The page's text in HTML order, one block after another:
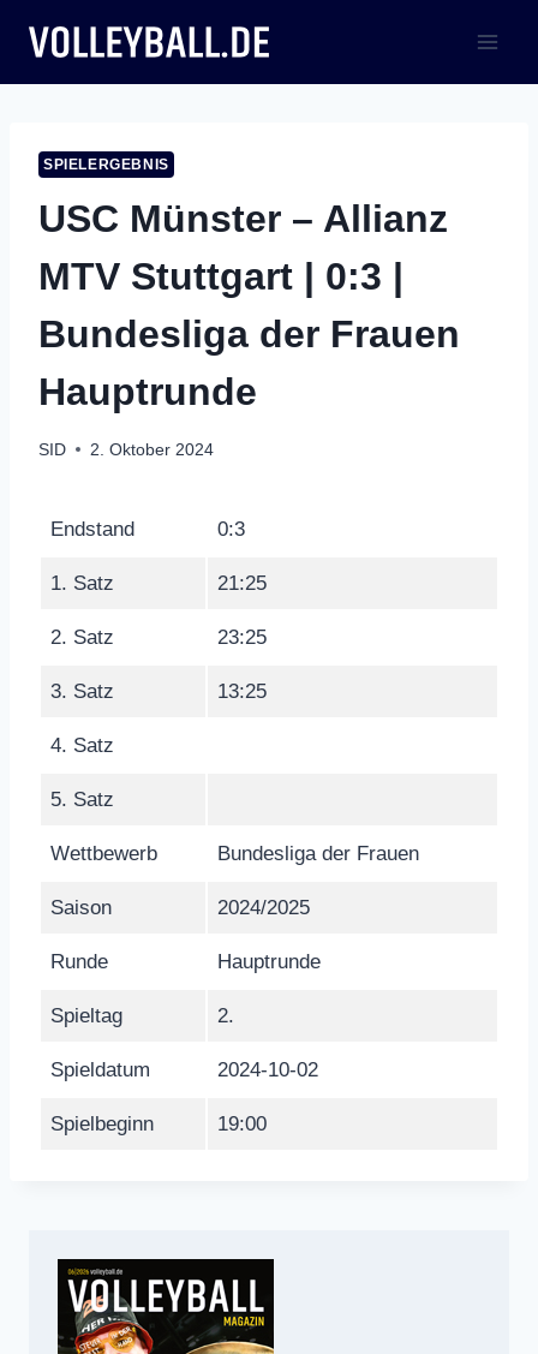
Inhalt
springen
SPIELERGEBNIS
USC Münster – Allianz
MTV Stuttgart | 0:3 |
Bundesliga der Frauen
Hauptrunde
SID 2. Oktober 2024
Endstand 0:3
1. Satz 21:25
2. Satz 23:25
3. Satz 13:25
4. Satz
5. Satz
Wettbewerb Bundesliga der Frauen
Saison 2024/2025
Runde Hauptrunde
Spieltag 2.
Spieldatum 2024-10-02
Spielbeginn 19:00